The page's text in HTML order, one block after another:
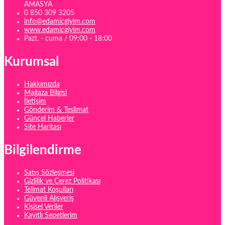
AMASYA
0 850 309 3205
info@edamicgiyim.com
www.edamicgiyim.com
Pazt. - cuma / 09:00 - 18:00
Kurumsal
Hakkımızda
Mağaza Bilgisi
İletişim
Gönderim & Teslimat
Güncel Haberler
Site Haritası
Bilgilendirme
Satış Sözleşmesi
Gizlilik ve Çerez Politikası
Telimat Koşulları
Güvenli Alışveriş
Kişisel Veriler
Kayıtlı Sepetlerim